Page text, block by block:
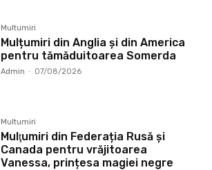
Multumiri
Mulțumiri din Anglia și din America
pentru tămăduitoarea Somerda
Admin - 07/08/2026
Multumiri
Mulţumiri din Federația Rusă și
Canada pentru vrăjitoarea
Vanessa, prințesa magiei negre